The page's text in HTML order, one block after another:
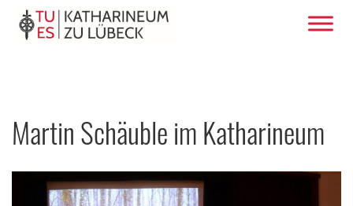
Martin Schäuble im Katharineum